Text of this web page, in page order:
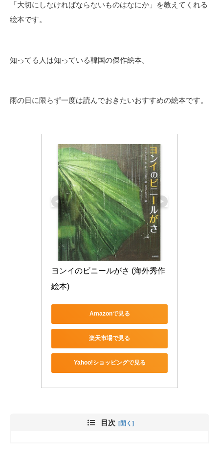
「大切にしなければならないものはなにか」を教えてくれる
絵本です。
知ってる人は知っている韓国の傑作絵本。
雨の日に限らず一度は読んでおきたいおすすめの絵本です。
ヨンイのビニールがさ (海外秀作
絵本)
Amazonで見る
楽天市場で見る
Yahoo!ショッピングで見る
目次